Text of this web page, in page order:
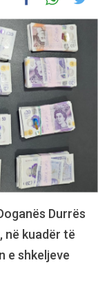
Durrës
në kuadër të
e shkeljeve